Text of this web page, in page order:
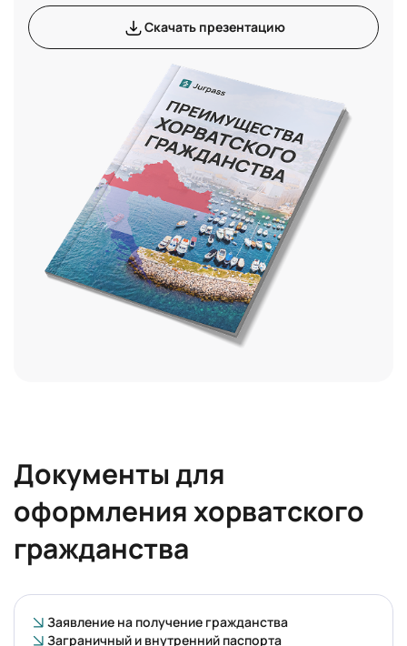
Скачать презентацию
Документы для
оформления хорватского
гражданства
Заявление на получение гражданства
Заграничный и внутренний паспорта